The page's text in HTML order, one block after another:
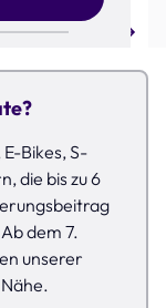
Bikes, S-
die bis zu 6
dem 7.
unserer